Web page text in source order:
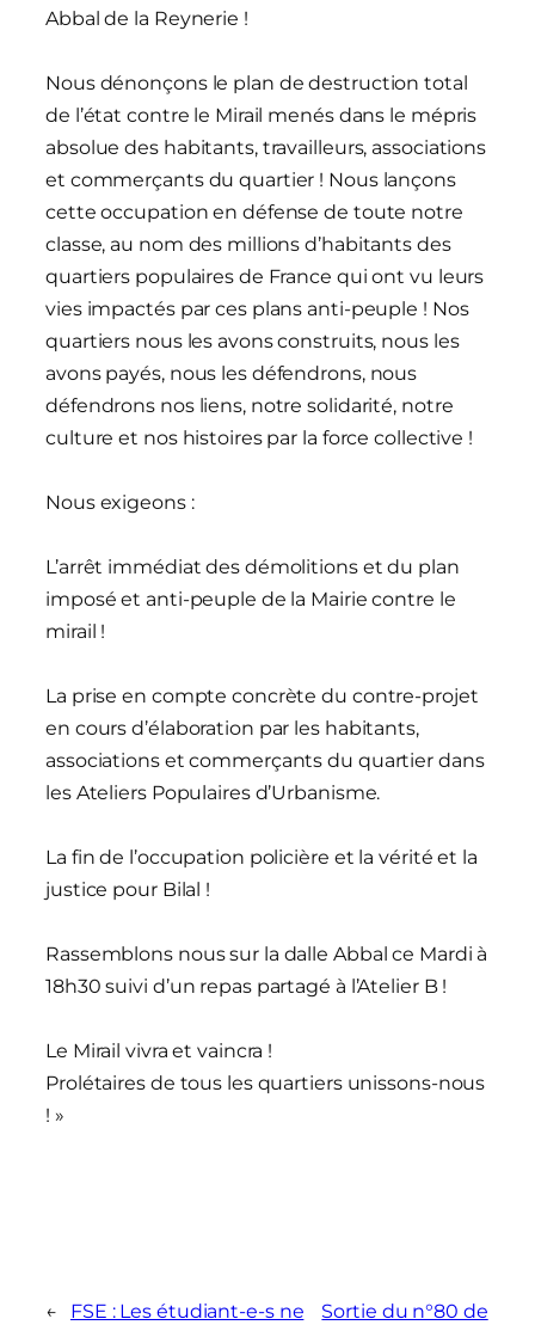
Abbal de la Reynerie !
Nous dénonçons le plan de destruction total
de l’état contre le Mirail menés dans le mépris
absolue des habitants, travailleurs, associations
et commerçants du quartier ! Nous lançons
cette occupation en défense de toute notre
classe, au nom des millions d’habitants des
quartiers populaires de France qui ont vu leurs
vies impactés par ces plans anti-peuple ! Nos
quartiers nous les avons construits, nous les
avons payés, nous les défendrons, nous
défendrons nos liens, notre solidarité, notre
culture et nos histoires par la force collective !
Nous exigeons :
L’arrêt immédiat des démolitions et du plan
imposé et anti-peuple de la Mairie contre le
mirail !
La prise en compte concrète du contre-projet
en cours d’élaboration par les habitants,
associations et commerçants du quartier dans
les Ateliers Populaires d’Urbanisme.
La fin de l’occupation policière et la vérité et la
justice pour Bilal !
Rassemblons nous sur la dalle Abbal ce Mardi à
18h30 suivi d’un repas partagé à l’Atelier B !
Le Mirail vivra et vaincra !
Prolétaires de tous les quartiers unissons-nous
! »
←
FSE : Les étudiant-e-s ne
Sortie du n°80 de